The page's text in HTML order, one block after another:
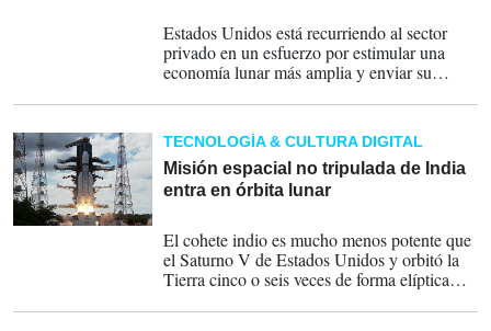
Estados Unidos está recurriendo al sector
privado en un esfuerzo por estimular una
economía lunar más amplia y enviar su
TECNOLOGÍA & CULTURA DIGITAL
Misión espacial no tripulada de India
entra en órbita lunar
El cohete indio es mucho menos potente que
el Saturno V de Estados Unidos y orbitó la
Tierra cinco o seis veces de forma elíptica
una trayectoria lunar de un mes de duración.